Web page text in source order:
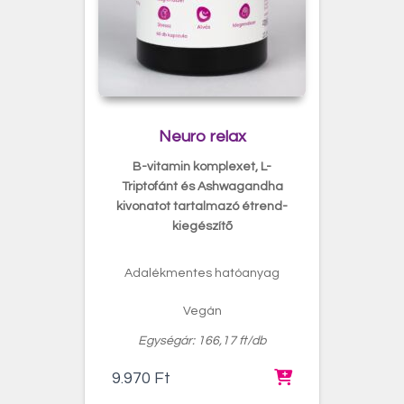
Neuro relax
B-vitamin komplexet, L-
Triptofánt és Ashwagandha
kivonatot tartalmazó étrend-
kiegészítő
Adalékmentes hatóanyag
Vegán
Egységár: 166,17 ft/db
9.970 Ft